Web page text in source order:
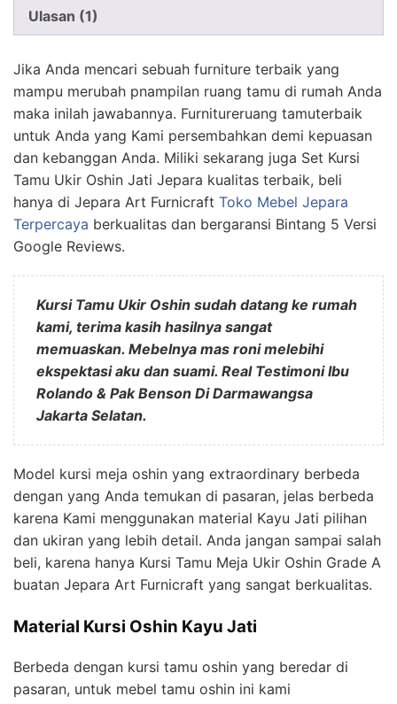
Ulasan (1)
Jika Anda mencari sebuah furniture terbaik yang
mampu merubah pnampilan ruang tamu di rumah Anda
maka inilah jawabannya. Furnitureruang tamuterbaik
untuk Anda yang Kami persembahkan demi kepuasan
dan kebanggan Anda. Miliki sekarang juga Set Kursi
Tamu Ukir Oshin Jati Jepara kualitas terbaik, beli
hanya di Jepara Art Furnicraft Toko Mebel Jepara
Terpercaya berkualitas dan bergaransi Bintang 5 Versi
Google Reviews.
Kursi Tamu Ukir Oshin sudah datang ke rumah
kami, terima kasih hasilnya sangat
memuaskan. Mebelnya mas roni melebihi
ekspektasi aku dan suami. Real Testimoni Ibu
Rolando & Pak Benson Di Darmawangsa
Jakarta Selatan.
Model kursi meja oshin yang extraordinary berbeda
dengan yang Anda temukan di pasaran, jelas berbeda
karena Kami menggunakan material Kayu Jati pilihan
dan ukiran yang lebih detail. Anda jangan sampai salah
beli, karena hanya Kursi Tamu Meja Ukir Oshin Grade A
buatan Jepara Art Furnicraft yang sangat berkualitas.
Material Kursi Oshin Kayu Jati
Berbeda dengan kursi tamu oshin yang beredar di
pasaran, untuk mebel tamu oshin ini kami